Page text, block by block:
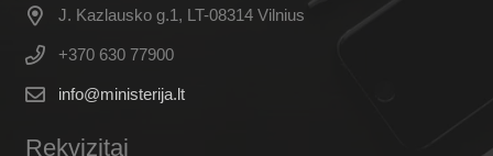
J. Kazlausko g.1, LT-08314 Vilnius
+370 630 77900
info@ministerija.lt
Rekvizitai